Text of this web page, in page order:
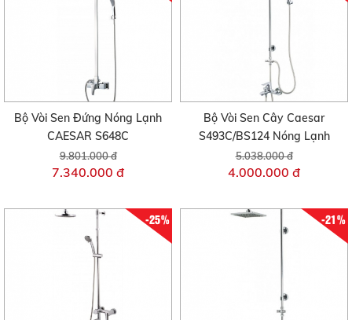
Bộ Vòi Sen Đứng Nóng Lạnh
CAESAR S648C
9.801.000 đ
7.340.000 đ
Bộ Vòi Sen Cây Caesar
S493C/BS124 Nóng Lạnh
5.038.000 đ
4.000.000 đ
-25% -21%